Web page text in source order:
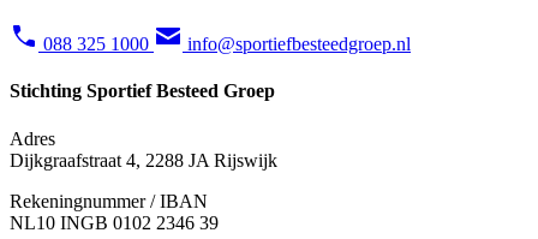
088 325 1000 info@sportiefbesteedgroep.nl
Stichting Sportief Besteed Groep
Adres
Dijkgraafstraat 4, 2288 JA Rijswijk
Rekeningnummer / IBAN
NL10 INGB 0102 2346 39